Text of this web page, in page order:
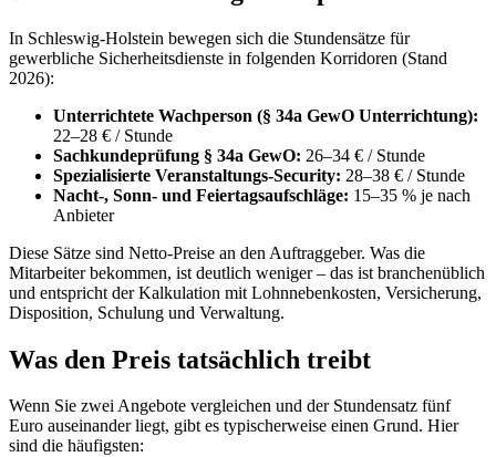
In Schleswig-Holstein bewegen sich die Stundensätze für
gewerbliche Sicherheitsdienste in folgenden Korridoren (Stand
2026):
Unterrichtete Wachperson (§ 34a GewO Unterrichtung):
22–28 € / Stunde
Sachkundeprüfung § 34a GewO: 26–34 € / Stunde
Spezialisierte Veranstaltungs-Security: 28–38 € / Stunde
Nacht-, Sonn- und Feiertagsaufschläge: 15–35 % je nach
Anbieter
Diese Sätze sind Netto-Preise an den Auftraggeber. Was die
Mitarbeiter bekommen, ist deutlich weniger – das ist branchenüblich
und entspricht der Kalkulation mit Lohnnebenkosten, Versicherung,
Disposition, Schulung und Verwaltung.
Was den Preis tatsächlich treibt
Wenn Sie zwei Angebote vergleichen und der Stundensatz fünf
Euro auseinander liegt, gibt es typischerweise einen Grund. Hier
sind die häufigsten: